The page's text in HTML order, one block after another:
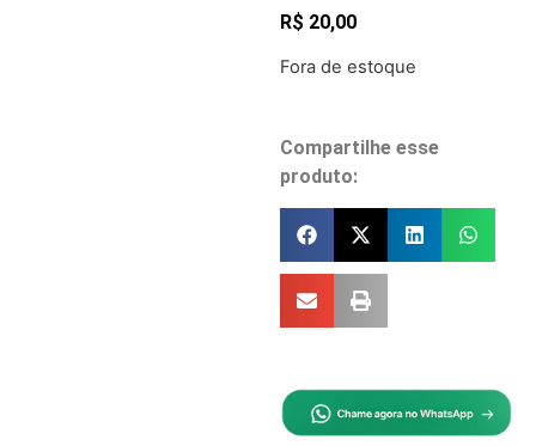
R$ 20,00
Fora de estoque
Compartilhe esse
produto: